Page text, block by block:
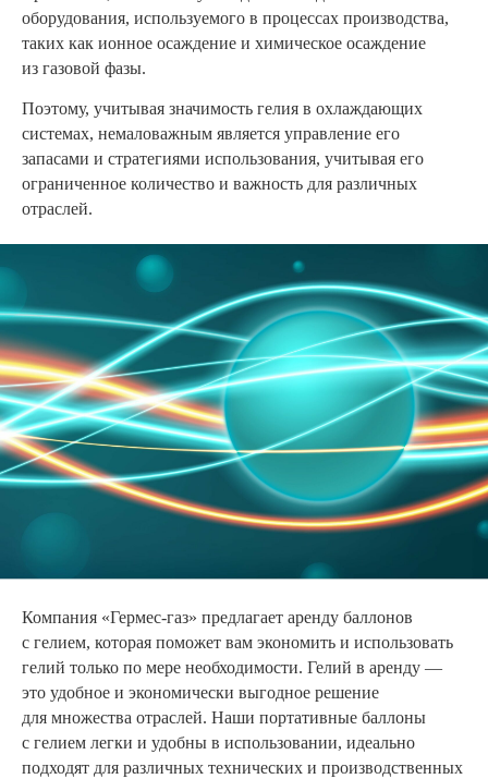
оборудования, используемого в процессах производства,
таких как ионное осаждение и химическое осаждение
из газовой фазы.
Поэтому, учитывая значимость гелия в охлаждающих
системах, немаловажным является управление его
запасами и стратегиями использования, учитывая его
ограниченное количество и важность для различных
отраслей.
Компания «Гермес-газ» предлагает аренду баллонов
с гелием, которая поможет вам экономить и использовать
гелий только по мере необходимости. Гелий в аренду —
это удобное и экономически выгодное решение
для множества отраслей. Наши портативные баллоны
с гелием легки и удобны в использовании, идеально
подходят для различных технических и производственных